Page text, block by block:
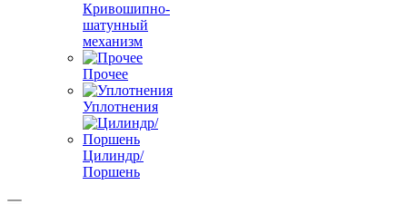
Кривошипно-
шатунный
механизм
Прочее
Уплотнения
Цилиндр/
Поршень